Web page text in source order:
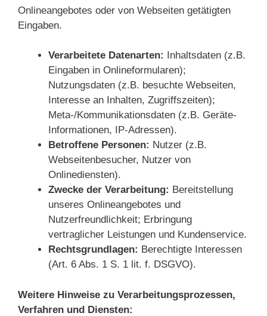
Onlineangebotes oder von Webseiten getätigten
Eingaben.
Verarbeitete Datenarten: Inhaltsdaten (z.B.
Eingaben in Onlineformularen);
Nutzungsdaten (z.B. besuchte Webseiten,
Interesse an Inhalten, Zugriffszeiten);
Meta-/Kommunikationsdaten (z.B. Geräte-
Informationen, IP-Adressen).
Betroffene Personen: Nutzer (z.B.
Webseitenbesucher, Nutzer von
Onlinediensten).
Zwecke der Verarbeitung: Bereitstellung
unseres Onlineangebotes und
Nutzerfreundlichkeit; Erbringung
vertraglicher Leistungen und Kundenservice.
Rechtsgrundlagen: Berechtigte Interessen
(Art. 6 Abs. 1 S. 1 lit. f. DSGVO).
Weitere Hinweise zu Verarbeitungsprozessen,
Verfahren und Diensten: